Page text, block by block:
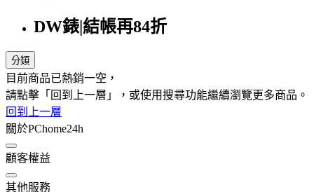
DW錶|結帳再84折
分類
目前商品已熱銷一空，
請點擊「回到上一層」，或使用搜尋功能繼續瀏覽更多商品。
回到上一層
關於PChome24h
顧客權益
其他服務